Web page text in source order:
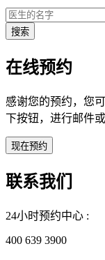
在线预约
感谢您的预约，您
下按钮，进行邮件或
联系我们
24小时预约中心 :
400 639 3900